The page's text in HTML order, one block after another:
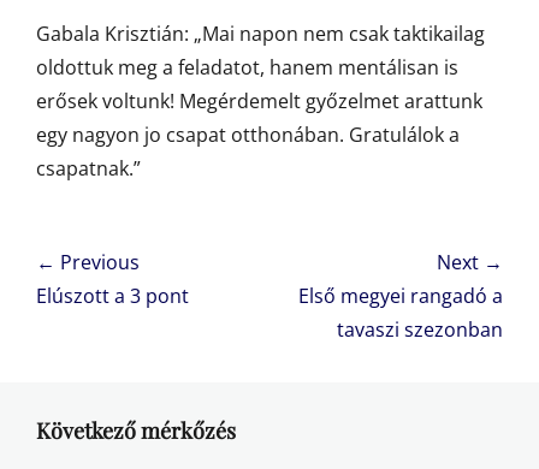
Gabala Krisztián: „Mai napon nem csak taktikailag
oldottuk meg a feladatot, hanem mentálisan is
erősek voltunk! Megérdemelt győzelmet arattunk
egy nagyon jo csapat otthonában. Gratulálok a
csapatnak.”
Bejegyzés
navigáció
← Previous
Previous
Elúszott a 3 pont
Next →
NextElső megyei rangadó a
tavaszi szezonban
Következő mérkőzés